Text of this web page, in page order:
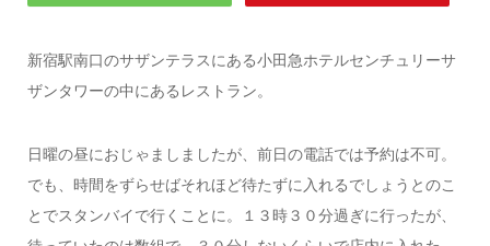
新宿駅南口のサザンテラスにある小田急ホテルセンチュリーサ
ザンタワーの中にあるレストラン。
日曜の昼におじゃましましたが、前日の電話では予約は不可。
でも、時間をずらせばそれほど待たずに入れるでしょうとのこ
とでスタンバイで行くことに。１３時３０分過ぎに行ったが、